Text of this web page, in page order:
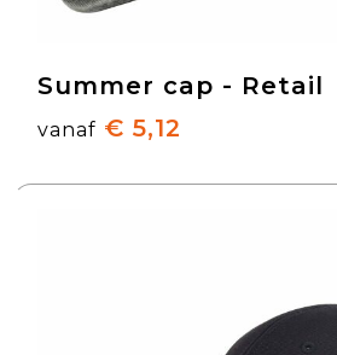
Summer cap - Retail
vanaf € 5,12